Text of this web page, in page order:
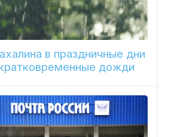
в праздничные дни
дожди